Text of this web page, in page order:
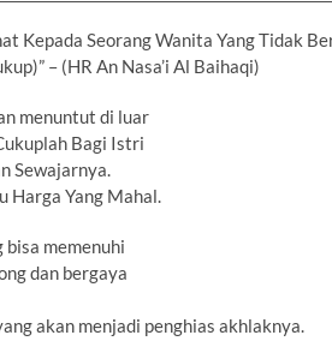
Kepada Seorang Wanita Yang Tidak
– (HR An Nasa’i Al Baihaqi)
menuntut di luar
Bagi Istri
Sewajarnya.
Harga Yang Mahal.
bisa memenuhi
dan bergaya
akan menjadi penghias akhlaknya.